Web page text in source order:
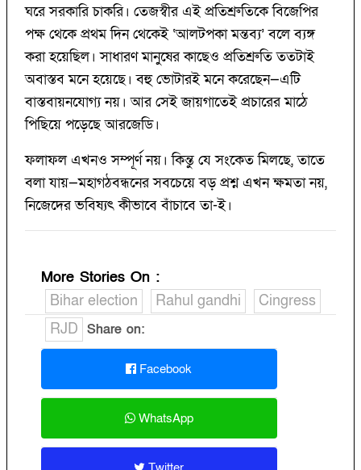
ঘরে সরকারি চাকরি। তেজস্বীর এই প্রতিশ্রুতিকে বিজেপির
পক্ষ থেকে প্রথম দিন থেকেই ‘আলটপকা মন্তব্য’ বলে ব্যঙ্গ
করা হয়েছিল। সাধারণ মানুষের কাছেও প্রতিশ্রুতি ততটাই
অবাস্তব মনে হয়েছে। বহু ভোটারই মনে করেছেন—এটি
বাস্তবায়নযোগ্য নয়। আর সেই জায়গাতেই প্রচারের মাঠে
পিছিয়ে পড়েছে আরজেডি।
ফলাফল এখনও সম্পূর্ণ নয়। কিন্তু যে সংকেত মিলছে, তাতে
বলা যায়—মহাগঠবন্ধনের সবচেয়ে বড় প্রশ্ন এখন ক্ষমতা নয়,
নিজেদের ভবিষ্যৎ কীভাবে বাঁচাবে তা-ই।
More Stories On :
Bihar election
Rahul gandhi
Cingress
RJD Share on:
Facebook
WhatsApp